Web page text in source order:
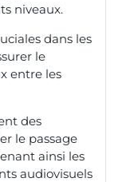
niveaux.
dans les
le
entre les
des
le passage
ainsi les
audiovisuels